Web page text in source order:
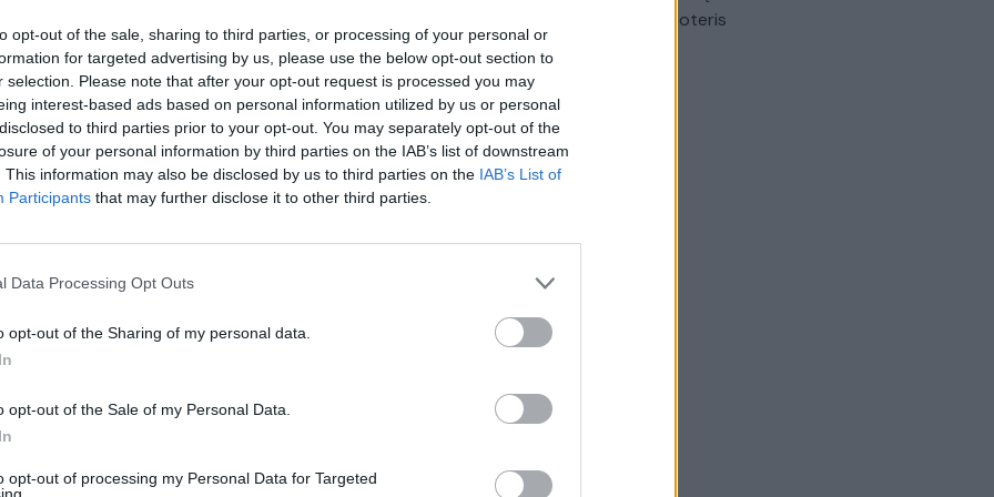
opt-out of the sale, sharing to third parties, or processing of your personal or
for targeted advertising by us, please use the below opt-out section to
selection. Please note that after your opt-out request is processed you may
interest-based ads based on personal information utilized by us or personal
to third parties prior to your opt-out. You may separately opt-out of the
of your personal information by third parties on the IAB’s list of downstream
This information may also be disclosed by us to third parties on the IAB’s List of
Participants that may further disclose it to other third parties.
Data Processing Opt Outs
opt-out of the Sharing of my personal data.
opt-out of the Sale of my Personal Data.
opt-out of processing my Personal Data for Targeted
priesaika. Anot jo, norint pakeisti šią
„Nauja diena“ kiekvieną dieną 13:00 valandą
sankcijos Politika Naujienos
liko
medžius
automobilis sužalojo dvi moteris
Žinios Lietuvos diena